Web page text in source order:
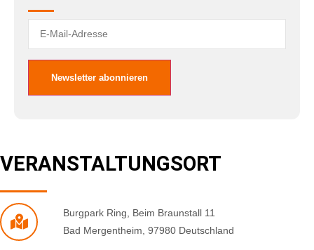
VERANSTALTUNGSORT
Burgpark Ring
Beim Braunstall 11
Bad Mergentheim 97980 Deutschland